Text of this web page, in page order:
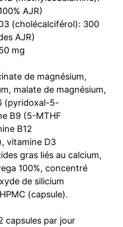
AJR)
(cholécalciférol): 300
AJR)
mg
de magnésium,
malate de magnésium,
(pyridoxal-5-
B9 (5-MTHF
B12
vitamine D3
gras liés au calcium,
100%, concentré
de silicium
(capsule).
capsules par jour